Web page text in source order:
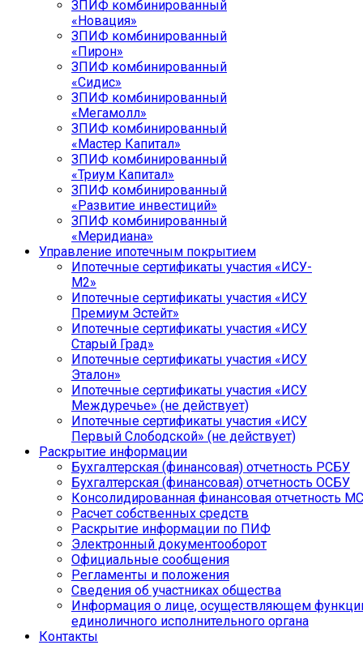
ЗПИФ комбинированный
«Новация»
ЗПИФ комбинированный
«Пирон»
ЗПИФ комбинированный
«Сидис»
ЗПИФ комбинированный
«Мегамолл»
ЗПИФ комбинированный
«Мастер Капитал»
ЗПИФ комбинированный
«Триум Капитал»
ЗПИФ комбинированный
«Развитие инвестиций»
ЗПИФ комбинированный
«Меридиана»
Управление ипотечным покрытием
Ипотечные сертификаты участия «ИСУ-
М2»
Ипотечные сертификаты участия «ИСУ
Премиум Эстейт»
Ипотечные сертификаты участия «ИСУ
Старый Град»
Ипотечные сертификаты участия «ИСУ
Эталон»
Ипотечные сертификаты участия «ИСУ
Междуречье» (не действует)
Ипотечные сертификаты участия «ИСУ
Первый Слободской» (не действует)
Раскрытие информации
Бухгалтерская (финансовая) отчетность РСБУ
Бухгалтерская (финансовая) отчетность ОСБУ
Консолидированная финансовая отчетность
Расчет собственных средств
Раскрытие информации по ПИФ
Электронный документооборот
Официальные сообщения
Регламенты и положения
Сведения об участниках общества
Информация о лице, осуществляющем
единоличного исполнительного органа
Контакты